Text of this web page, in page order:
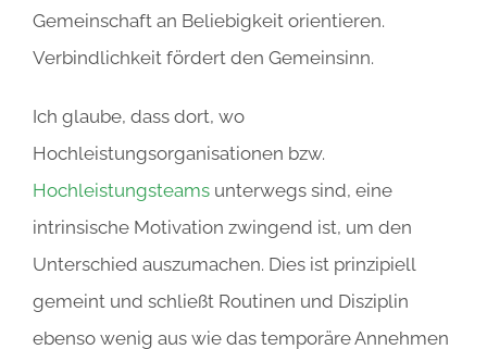
Gemeinschaft an Beliebigkeit orientieren.
Verbindlichkeit fördert den Gemeinsinn.
Ich glaube, dass dort, wo
Hochleistungsorganisationen bzw.
Hochleistungsteamsunterwegs sind, eine
intrinsische Motivation zwingend ist, um den
Unterschied auszumachen. Dies ist prinzipiell
gemeint und schließt Routinen und Disziplin
ebenso wenig aus wie das temporäre Annehmen